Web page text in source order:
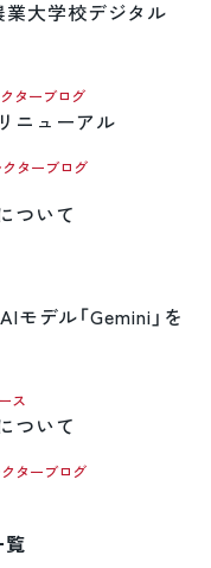
業大学校デジタル
ターブログ
ニューアル
ターブログ
ついて
モデル「Gemini」を
ス
ついて
ターブログ
覧